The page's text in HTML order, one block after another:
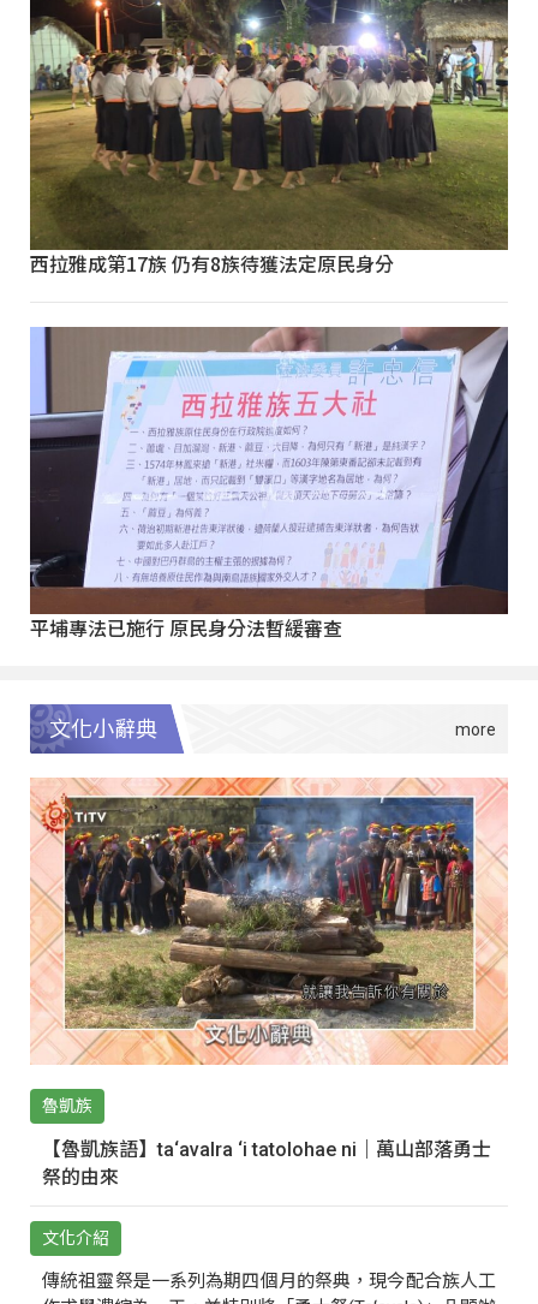
西拉雅成第17族 仍有8族待獲法定原民身分
平埔專法已施行 原民身分法暫緩審查
文化小辭典
魯凱族
【魯凱族語】ta‘avalra ‘i tatolohae ni｜萬山部落勇士
祭的由來
文化介紹
傳統祖靈祭是一系列為期四個月的祭典，現今配合族人工